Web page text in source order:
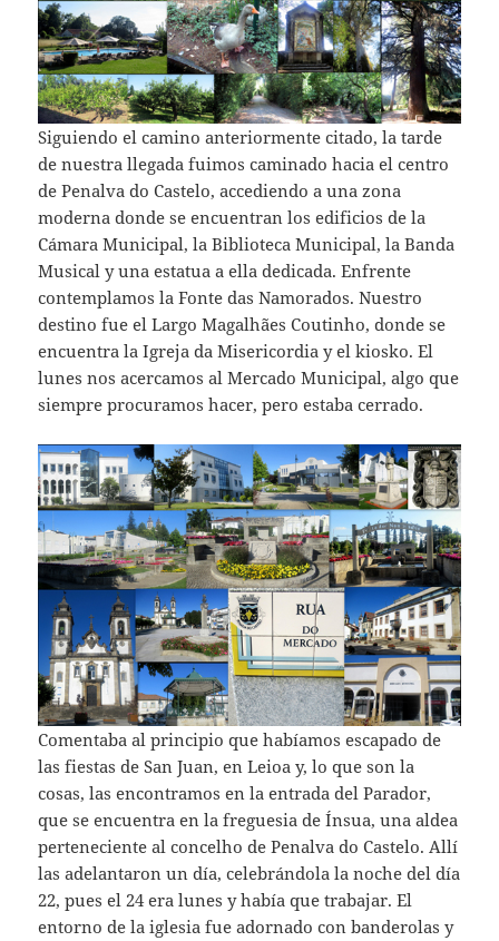
Siguiendo el camino anteriormente citado, la tarde
de nuestra llegada fuimos caminado hacia el centro
de Penalva do Castelo, accediendo a una zona
moderna donde se encuentran los edificios de la
Cámara Municipal, la Biblioteca Municipal, la Banda
Musical y una estatua a ella dedicada. Enfrente
contemplamos la Fonte das Namorados. Nuestro
destino fue el Largo Magalhães Coutinho, donde se
encuentra la Igreja da Misericordia y el kiosko. El
lunes nos acercamos al Mercado Municipal, algo que
siempre procuramos hacer, pero estaba cerrado.
Comentaba al principio que habíamos escapado de
las fiestas de San Juan, en Leioa y, lo que son la
cosas, las encontramos en la entrada del Parador,
que se encuentra en la freguesia de Ínsua, una aldea
perteneciente al concelho de Penalva do Castelo. Allí
las adelantaron un día, celebrándola la noche del día
22, pues el 24 era lunes y había que trabajar. El
entorno de la iglesia fue adornado con banderolas y